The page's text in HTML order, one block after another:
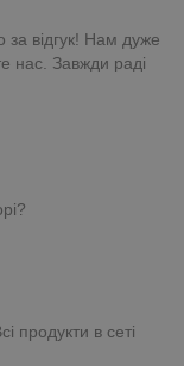
за відгук! Нам дуже
нас. Завжди раді
продукти в сеті